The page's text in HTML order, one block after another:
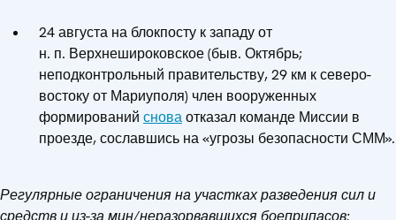
24 августа на блокпосту к западу от
н. п. Верхнешироковское (быв. Октябрь;
неподконтрольный правительству, 29 км к северо-
востоку от Мариуполя) член вооруженных
формирований сноваотказал команде Миссии в
проезде, сославшись на «угрозы безопасности СММ».
Регулярные ограничения на участках разведения сил и